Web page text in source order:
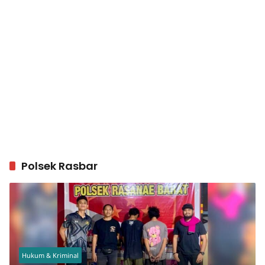
Polsek Rasbar
Hukum & Kriminal